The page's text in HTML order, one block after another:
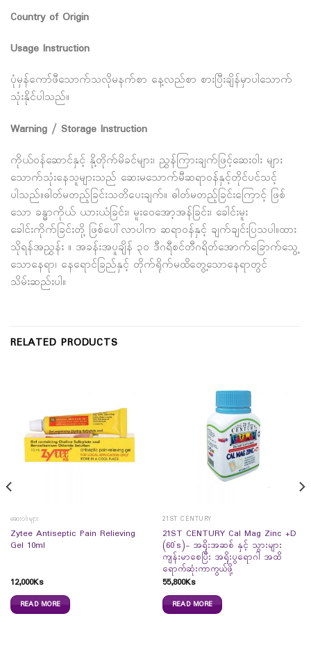
Country of Origin
Usage Instruction
ပုံမှန်ကော်ဖီသောက်သလိုမနက်စာ နေ့လည်စာ စားပြီးချိန်မှာပါသောက်
သုံးနိုင်ပါသည်။
Warning / Storage Instruction
ကိုယ်ဝန်ဆောင်နှင့် နို့တိုက်မိခင်များ၊ ညွှန်ကြားချက်ဖြင့်ဆေးဝါး များ
သောက်သုံးနေသူများသည် ဆေးမသောက်မီဆရာဝန်နှင့်တိုင်ပင်သင့်
ပါသည်။ဓါတ်မတည့်ခြင်းသတိပေးချက်။ ဓါတ်မတည့်ခြင်းကြောင့် ဖြစ်
သော ခန္ဓာကိုယ် ယားယံခြင်း၊ မူးဝေအော့အန်ခြင်း၊ ခေါင်းမူး
ခေါင်းကိုက်ခြင်းတို့ ဖြစ်ပေါ်လာပါက ဆရာဝန်နှင့် ချက်ချင်းပြသပါ။ထား
သိုရန်အညွှန်း ။ အခန်းအပူချိန် ၃၀ ဒီဂရီစင်တီဂရိတ်အောက်ခြောက်သွေ့
သောနေရာ၊ နေရောင်ခြည်နှင့် တိုက်ရိုက်မထိတွေ့သောနေရာတွင်
သိမ်းဆည်းပါ။
RELATED PRODUCTS
ဆေးဝါးများ
Zytee Antiseptic Pain Relieving
Gel 10ml
12,000Ks
READ MORE
21ST CENTURY
21ST CENTURY Cal Mag Zinc +D
(60`s)- အရိုးအဆစ် နှင့် သွားများ
ကျန်းမာစေပြီး အရိုးပွရောဂါ အထိ
ရောက်ဆုံးကာကွယ်ဖို့
55,800Ks
READ MORE